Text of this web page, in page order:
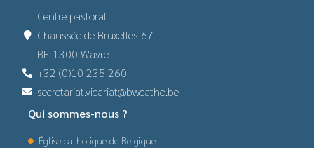
Centre pastoral
Chaussée de Bruxelles 67
BE-1300 Wavre
+32 (0)10 235 260
secretariat.vicariat@bwcatho.be
Qui sommes-nous ?
Église catholique de Belgique